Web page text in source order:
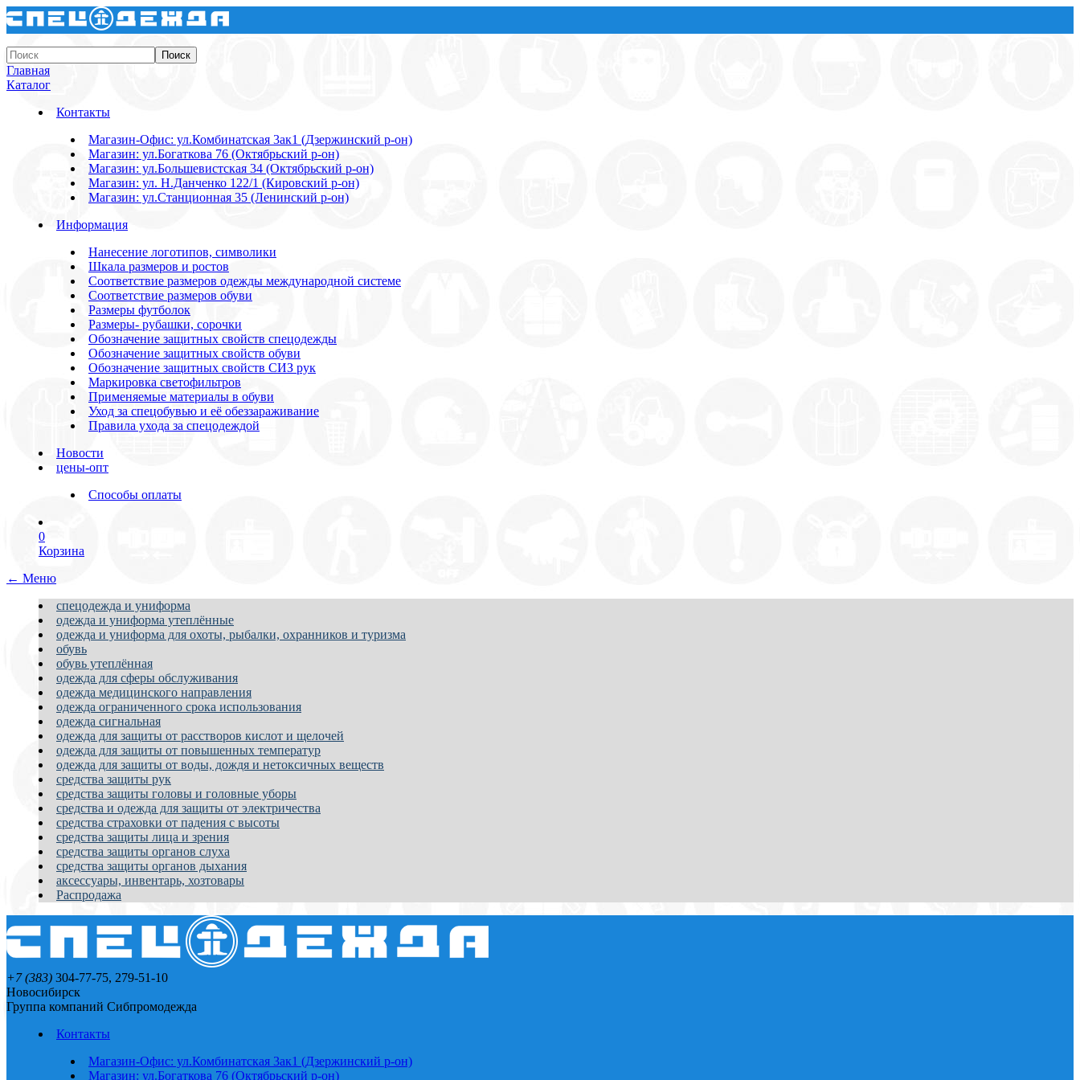
Главная
Каталог
Контакты
Магазин-Офис: ул.Комбинатская 3ак1 (Дзержинский р-он)
Магазин: ул.Богаткова 76 (Октябрьский р-он)
Магазин: ул.Большевистская 34 (Октябрьский р-он)
Магазин: ул. Н.Данченко 122/1 (Кировский р-он)
Магазин: ул.Станционная 35 (Ленинский р-он)
Информация
Нанесение логотипов, символики
Шкала размеров и ростов
Соответствие размеров одежды международной системе
Соответствие размеров обуви
Размеры футболок
Размеры- рубашки, сорочки
Обозначение защитных свойств спецодежды
Обозначение защитных свойств обуви
Обозначение защитных свойств СИЗ рук
Маркировка светофильтров
Применяемые материалы в обуви
Уход за спецобувью и её обеззараживание
Правила ухода за спецодеждой
Новости
цены-опт
Способы оплаты
0
Корзина
← Меню
спецодежда и униформа
одежда и униформа утеплённые
одежда и униформа для охоты, рыбалки, охранников и туризма
обувь
обувь утеплённая
одежда для сферы обслуживания
одежда медицинского направления
одежда ограниченного срока использования
одежда сигнальная
одежда для защиты от расстворов кислот и щелочей
одежда для защиты от повышенных температур
одежда для защиты от воды, дождя и нетоксичных веществ
средства защиты рук
средства защиты головы и головные уборы
средства и одежда для защиты от электричества
средства страховки от падения с высоты
средства защиты лица и зрения
средства защиты органов слуха
средства защиты органов дыхания
аксессуары, инвентарь, хозтовары
Распродажа
+7 (383) 304-77-75, 279-51-10
Новосибирск
Группа компаний Сибпромодежда
Контакты
Магазин-Офис: ул.Комбинатская 3ак1 (Дзержинский р-он)
Магазин: ул.Богаткова 76 (Октябрьский р-он)